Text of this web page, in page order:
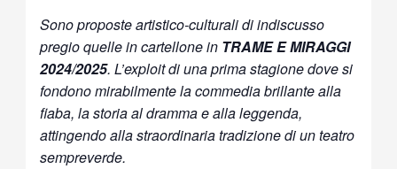
Sono proposte artistico-culturali di indiscusso
pregio quelle in cartellone in TRAME E MIRAGGI
2024/2025. L’exploit di una prima stagione dove si
fondono mirabilmente la commedia brillante alla
fiaba, la storia al dramma e alla leggenda,
attingendo alla straordinaria tradizione di un teatro
sempreverde.